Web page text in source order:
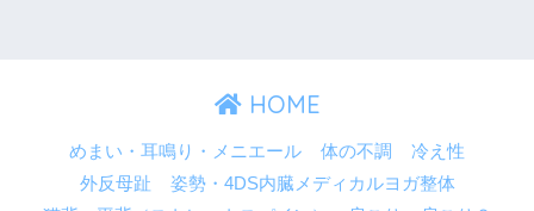
HOME
めまい・耳鳴り・メニエール 体の不調
冷え性
外反母趾
姿勢・4DS内臓メディカルヨガ整体